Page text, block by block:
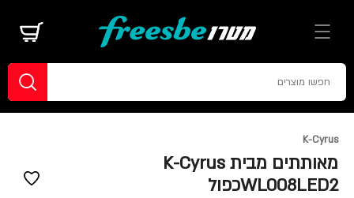
K-Cyrus
מאותתים מבית K-Cyrus
WL008LED2כפול